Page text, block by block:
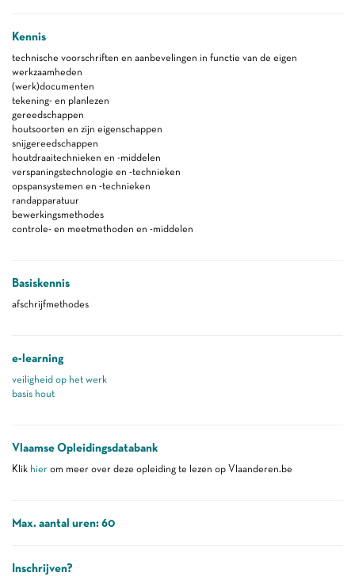
Kennis
technische voorschriften en aanbevelingen in functie van de eigen
werkzaamheden
(werk)documenten
tekening- en planlezen
gereedschappen
houtsoorten en zijn eigenschappen
snijgereedschappen
houtdraaitechnieken en -middelen
verspaningstechnologie en -technieken
opspansystemen en -technieken
randapparatuur
bewerkingsmethodes
controle- en meetmethoden en -middelen
Basiskennis
afschrijfmethodes
e-learning
veiligheid op het werk
basis hout
Vlaamse Opleidingsdatabank
Klik hier om meer over deze opleiding te lezen op Vlaanderen.be
Max. aantal uren: 60
Inschrijven?